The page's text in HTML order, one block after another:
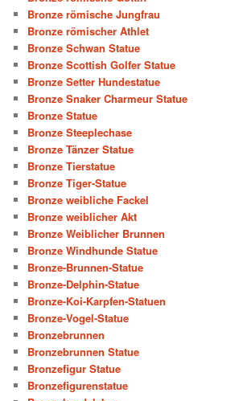
Bronze römische Jungfrau
Bronze römischer Athlet
Bronze Schwan Statue
Bronze Scottish Golfer Statue
Bronze Setter Hundestatue
Bronze Snaker Charmeur Statue
Bronze Statue
Bronze Steeplechase
Bronze Tänzer Statue
Bronze Tierstatue
Bronze Tiger-Statue
Bronze weibliche Fackel
Bronze weiblicher Akt
Bronze Weiblicher Brunnen
Bronze Windhunde Statue
Bronze-Brunnen-Statue
Bronze-Delphin-Statue
Bronze-Koi-Karpfen-Statuen
Bronze-Vogel-Statue
Bronzebrunnen
Bronzebrunnen Statue
Bronzefigur Statue
Bronzefigurenstatue